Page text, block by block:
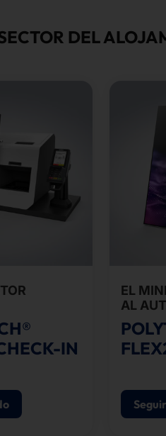
DEL
IN
EL
AL